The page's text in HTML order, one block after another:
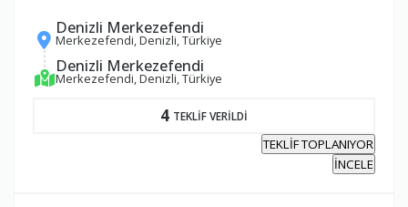
Denizli Merkezefendi
Merkezefendi, Denizli, Türkiye
Denizli Merkezefendi
Merkezefendi, Denizli, Türkiye
4 TEKLİF VERİLDİ
TEKLİF TOPLANIYOR
İNCELE